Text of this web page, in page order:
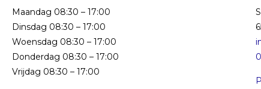
Maandag 08:30 – 17:00
Dinsdag 08:30 – 17:00
Woensdag 08:30 – 17:00
Donderdag 08:30 – 17:00
Vrijdag 08:30 – 17:00